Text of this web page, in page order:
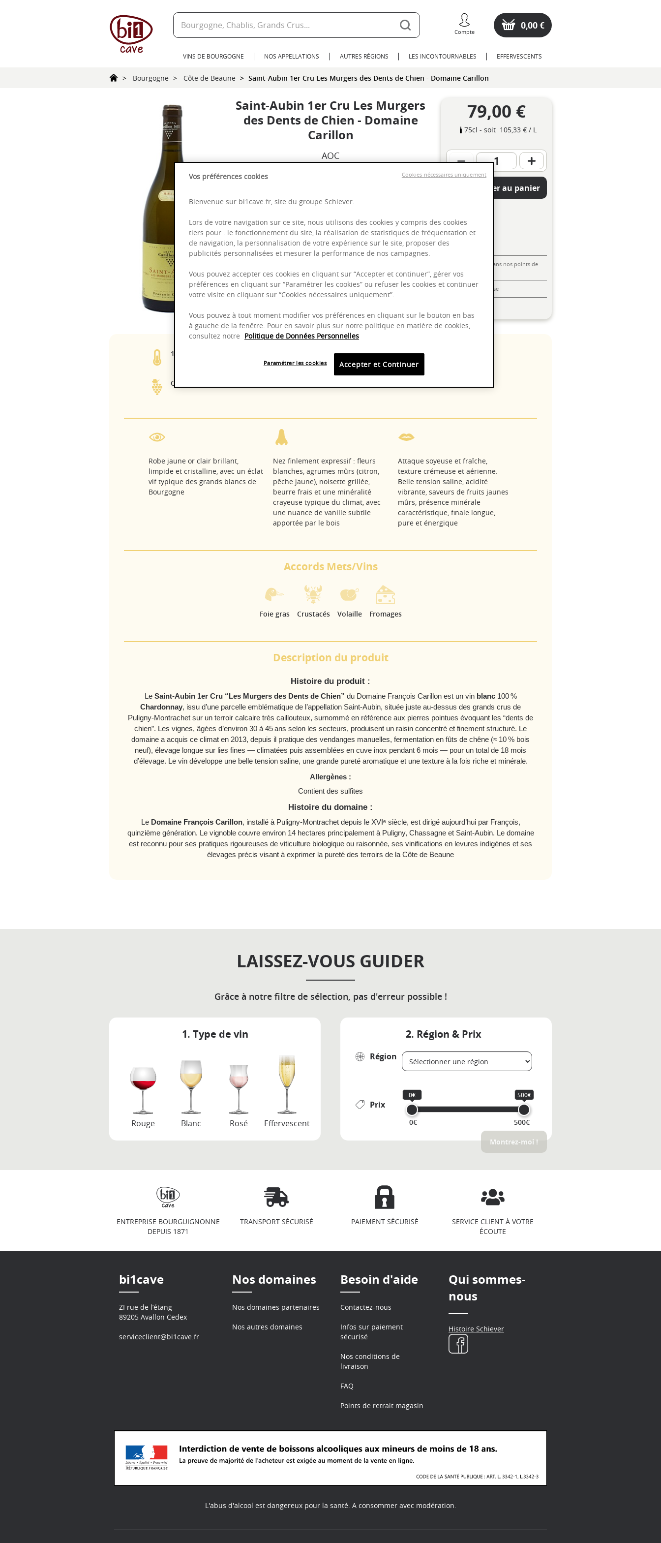
Compte
0,00 €
VINS DE BOURGOGNE NOS APPELLATIONS AUTRES RÉGIONS LES INCONTOURNABLES EFFERVESCENTS
Bourgogne Côte de Beaune Saint-Aubin 1er Cru Les Murgers des Dents de Chien - Domaine Carillon
Saint-Aubin 1er Cru Les Murgers
des Dents de Chien - Domaine
Carillon
AOC
Bourgogne
Puissant
Complexité
Epicé
79,00 €
75cl - soit 105,33 €/ L
Ajouter au panier
Livraison offerte dans nos points de
vente
Emballage anti-casse
13,50% 2025 - 2030
Chardonnay
Robe jaune or clair brillant,
limpide et cristalline, avec un éclat
vif typique des grands blancs de
Bourgogne
Nez finlement expressif : fleurs
blanches, agrumes mûrs (citron,
pêche jaune), noisette grillée,
beurre frais et une minéralité
crayeuse typique du climat, avec
une nuance de vanille subtile
apportée par le bois
Attaque soyeuse et fraîche,
texture crémeuse et aérienne.
Belle tension saline, acidité
vibrante, saveurs de fruits jaunes
mûrs, présence minérale
caractéristique, finale longue,
pure et énergique
Accords Mets/Vins
Foie gras Crustacés Volaille Fromages
Description du produit
Histoire du produit :
Le Saint‑Aubin 1er Cru “Les Murgers des Dents de Chien” du Domaine François Carillon est un vin blanc100 %
Chardonnay, issu d’une parcelle emblématique de l’appellation Saint‑Aubin, située juste au-dessus des grands crus de
Puligny‑Montrachet sur un terroir calcaire très caillouteux, surnommé en référence aux pierres pointues évoquant les “dents de
chien”. Les vignes, âgées d’environ 30 à 45 ans selon les secteurs, produisent un raisin concentré et finement structuré. Le
domaine a acquis ce climat en 2013, depuis il pratique des vendanges manuelles, fermentation en fûts de chêne (≈ 10 % bois
neuf), élevage longue sur lies fines — climatées puis assemblées en cuve inox pendant 6 mois — pour un total de 18 mois
d’élevage. Le vin développe une belle tension saline, une grande pureté aromatique et une texture à la fois riche et minérale.
Allergènes :
Contient des sulfites
Histoire du domaine :
Le Domaine François Carillon, installé à Puligny-Montrachet depuis le XVIᵉ siècle, est dirigé aujourd’hui par François,
quinzième génération. Le vignoble couvre environ 14 hectares principalement à Puligny, Chassagne et Saint‑Aubin. Le domaine
est reconnu pour ses pratiques rigoureuses de viticulture biologique ou raisonnée, ses vinifications en levures indigènes et ses
élevages précis visant à exprimer la pureté des terroirs de la Côte de Beaune
LAISSEZ-VOUS GUIDER
Grâce à notre filtre de sélection, pas d'erreur possible !
1. Type de vin
Rouge Blanc Rosé Effervescent
2. Région & Prix
Région
Prix
0€ 500€
0€ 500€
Montrez-moi !
ENTREPRISE BOURGUIGNONNE
DEPUIS 1871
TRANSPORT SÉCURISÉ PAIEMENT SÉCURISÉ
SERVICE CLIENT À VOTRE
ÉCOUTE
bi1cave
ZI rue de l’étang
89205 Avallon Cedex
serviceclient@bi1cave.fr
Nos domaines
Nos domaines partenaires
Nos autres domaines
Besoin d'aide
Contactez-nous
Infos sur paiement
sécurisé
Nos conditions de
livraison
FAQ
Points de retrait magasin
Qui sommes-
nous
Histoire Schiever
L'abus d'alcool est dangereux pour la santé. A consommer avec modération.
Vos préférences cookies
Bienvenue sur bi1cave.fr, site du groupe Schiever.
Lors de votre navigation sur ce site, nous utilisons des cookies y compris des cookies
tiers pour : le fonctionnement du site, la réalisation de statistiques de fréquentation et
de navigation, la personnalisation de votre expérience sur le site, proposer des
publicités personnalisées et mesurer la performance de nos campagnes.
Vous pouvez accepter ces cookies en cliquant sur “Accepter et continuer”, gérer vos
préférences en cliquant sur “Paramétrer les cookies” ou refuser les cookies et continuer
votre visite en cliquant sur “Cookies nécessaires uniquement”.
Vous pouvez à tout moment modifier vos préférences en cliquant sur le bouton en bas
à gauche de la fenêtre. Pour en savoir plus sur notre politique en matière de cookies,
consultez notre Politique de Données Personnelles
Accepter et Continuer
Paramétrer les cookies
Cookies nécessaires uniquement